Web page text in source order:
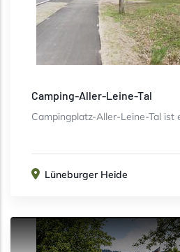
Camping-Aller-Leine-Tal
Campingplatz-Aller-Leine-Tal ist
Lüneburger Heide